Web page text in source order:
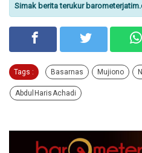
Simak berita terukur
Tags : Basarnas Mujiono
Abdul Haris Achadi